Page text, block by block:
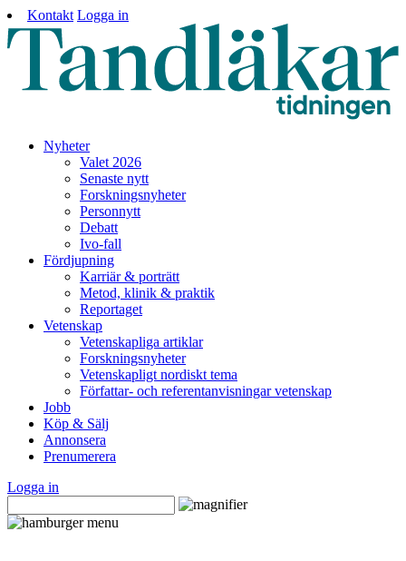
Kontakt Logga in
Nyheter
Valet 2026
Senaste nytt
Forskningsnyheter
Personnytt
Debatt
Ivo-fall
Fördjupning
Karriär & porträtt
Metod, klinik & praktik
Reportaget
Vetenskap
Vetenskapliga artiklar
Forskningsnyheter
Vetenskapligt nordiskt tema
Författar- och referentanvisningar vetenskap
Jobb
Köp & Sälj
Annonsera
Prenumerera
Logga in